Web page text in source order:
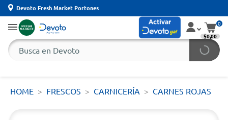
Devoto Fresh Market Portones
0
$0,00
HOME FRESCOS CARNICERÍA CARNES ROJAS